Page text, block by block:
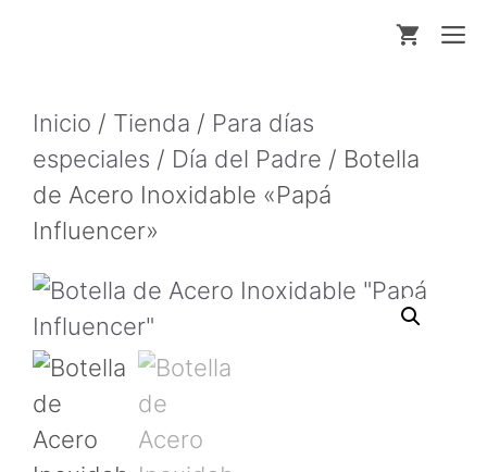
Inicio / Tienda / Para días
especiales / Día del Padre / Botella
de Acero Inoxidable «Papá
Influencer»